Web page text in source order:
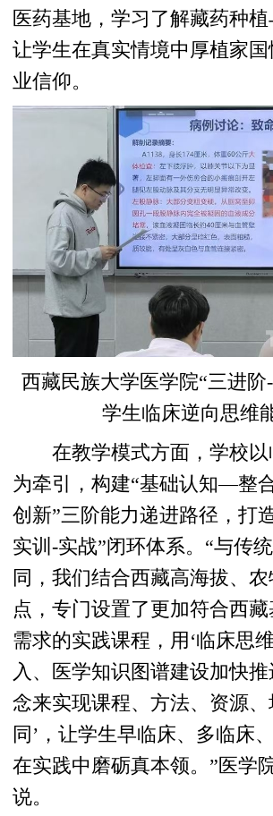
医药基地，学习了解藏药种植
让学生在真实情境中厚植家
业信仰。
西藏民族大学医学院“三进阶
学生临床逆向思维
在教学模式方面，学校以
为牵引，构建“基础认知—整
创新”三阶能力递进路径，打
实训-实战”闭环体系。“与传
同，我们结合西藏高海拔、
点，专门设置了更加符合西
需求的实践课程，用‘临床思
入、医学知识图谱建设加快推
念来实现课程、方法、资源、
同’，让学生早临床、多临床
在实践中磨砺真本领。”医学
说。